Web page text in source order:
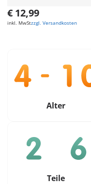
€ 12,99
inkl. MwStzzgl. Versandkosten
Alter
Teile